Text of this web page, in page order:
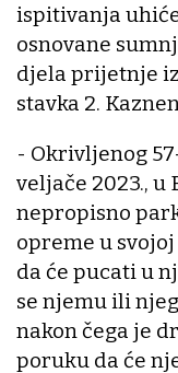
ispitivanja
osnovane
djela prijetnje iz
stavka 2.
- Okrivljenog
veljače 2023., u
nepropisno
opreme u
da će pucati u
se njemu ili
nakon čega je
poruku da će